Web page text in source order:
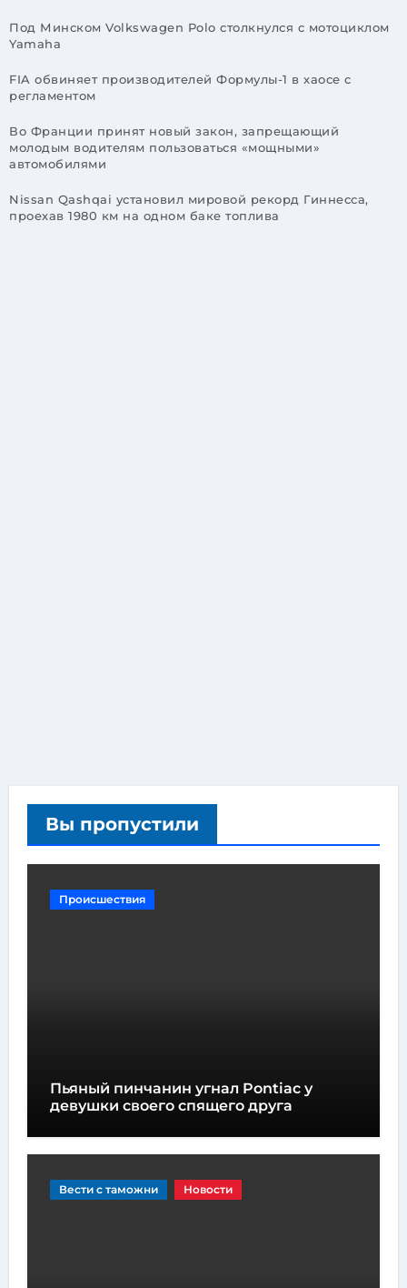
Под Минском Volkswagen Polo столкнулся с мотоциклом
Yamaha
FIA обвиняет производителей Формулы-1 в хаосе с
регламентом
Во Франции принят новый закон, запрещающий
молодым водителям пользоваться «мощными»
автомобилями
Nissan Qashqai установил мировой рекорд Гиннесса,
проехав 1980 км на одном баке топлива
Вы пропустили
Происшествия
Пьяный пинчанин угнал Pontiac у
девушки своего спящего друга
Вести с таможни Новости